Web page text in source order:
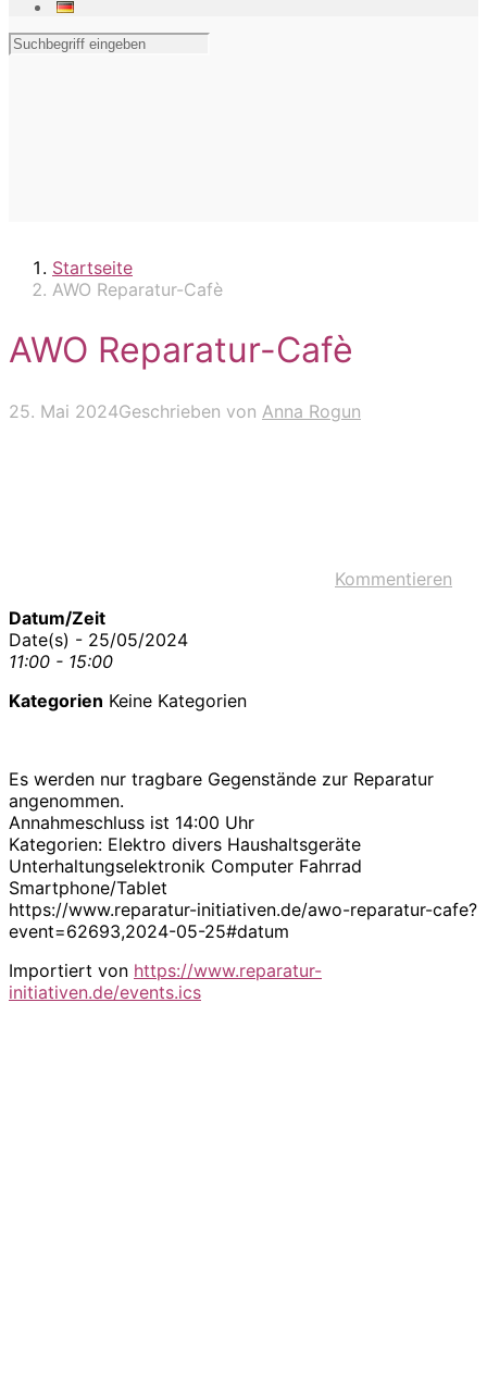
Startseite
AWO Reparatur-Cafè
AWO Reparatur-Cafè
25. Mai 2024Geschrieben von Anna Rogun
Kommentieren
Datum/Zeit
Date(s) - 25/05/2024
11:00 - 15:00
Kategorien Keine Kategorien
Es werden nur tragbare Gegenstände zur Reparatur
angenommen.
Annahmeschluss ist 14:00 Uhr
Kategorien: Elektro divers Haushaltsgeräte
Unterhaltungselektronik Computer Fahrrad
Smartphone/Tablet
https://www.reparatur-initiativen.de/awo-reparatur-cafe?
event=62693,2024-05-25#datum
Importiert von https://www.reparatur-
initiativen.de/events.ics